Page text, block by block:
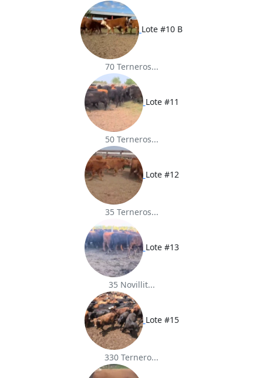
Lote #10 B
70 Terneros...
Lote #11
50 Terneros...
Lote #12
35 Terneros...
Lote #13
35 Novillit...
Lote #15
330 Ternero...